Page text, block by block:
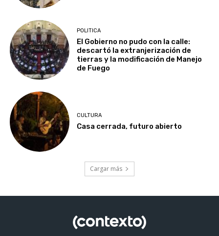
POLITICA
El Gobierno no pudo con la calle:
descartó la extranjerización de
tierras y la modificación de Manejo
de Fuego
CULTURA
Casa cerrada, futuro abierto
Cargar más